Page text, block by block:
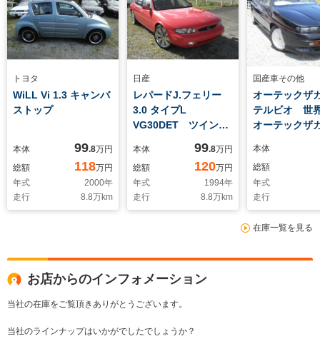
トヨタ
WiLL Vi 1.3 キャンバ
ストップ
本体 99.8万円
総額
118万円
年式
2000年
走行
8.8万km
日産
レパードJ.フェリー
3.0 タイプL
VG30DET ツインカ
本体 99.8万円
総額
120万円
年式
1994年
走行
8.8万km
国産車その他
オーテックザ
テルビオ 世
オーテック
ンカムターボ
本体
総額
年式
走行
在庫一覧を見る
お店からのインフォメーション
当社の在庫をご覧頂きありがとうございます。
当社のラインナップはいかがでしたでしょうか？